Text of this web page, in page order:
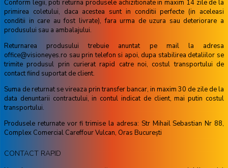
Conform legii, poti returna produsele achizitionate in maxim 14 zile de la
primirea coletului, daca acestea sunt in conditii perfecte (in aceleasi
conditii in care au fost livrate), fara urma de uzura sau deteriorare a
produsului sau a ambalajului.
Returnarea produsului trebuie anuntat pe mail la adresa
office@visioneyes.ro sau prin telefon si apoi, dupa stabilirea detaliilor se
trimite produsul prin curierat rapid catre noi, costul transportului de
contact fiind suportat de client.
Suma de returnat se vireaza prin transfer bancar, in maxim 30 de zile de la
data denuntarii contractului, in contul indicat de client, mai putin costul
transportului.
Produsele returnate vor fi trimise la adresa: Str Mihail Sebastian Nr 88,
Complex Comercial Careffour Vulcan, Oras București
CONTACT RAPID